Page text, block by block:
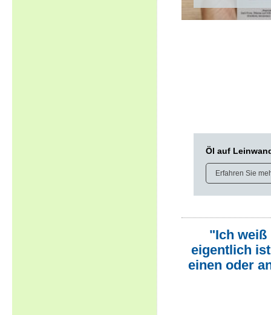
Öl auf
Erfahren Sie
"Ich weiß
eigentlich
einen oder